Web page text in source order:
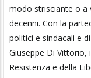
modo strisciante o a
decenni. Con la
politici e sindacali e
Giuseppe Di Vittorio,
Resistenza e della